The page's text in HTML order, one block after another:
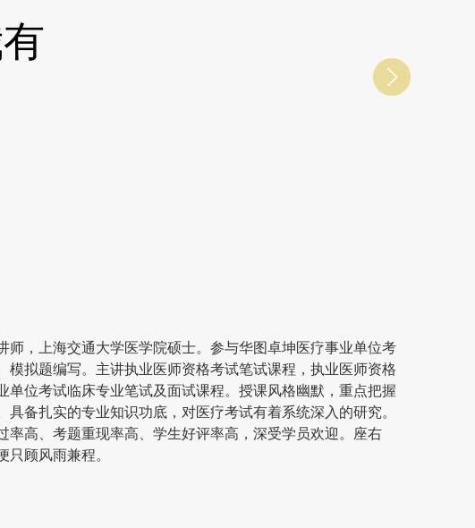
师，上海交通大学医学院硕士。参与华图卓坤医疗事业单位考
模拟题编写。主讲执业医师资格考试笔试课程，执业医师资格
单位考试临床专业笔试及面试课程。授课风格幽默，重点把握
具备扎实的专业知识功底，对医疗考试有着系统深入的研究。
率高、考题重现率高、学生好评率高，深受学员欢迎。座右
只顾风雨兼程。